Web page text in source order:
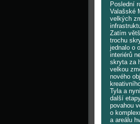
Poslední
Valašské
velkých
Zatím
trochu
jednalo o
interiérů
skryta za
velkou
nového
Tyla a
další
povahou
o
a areálu